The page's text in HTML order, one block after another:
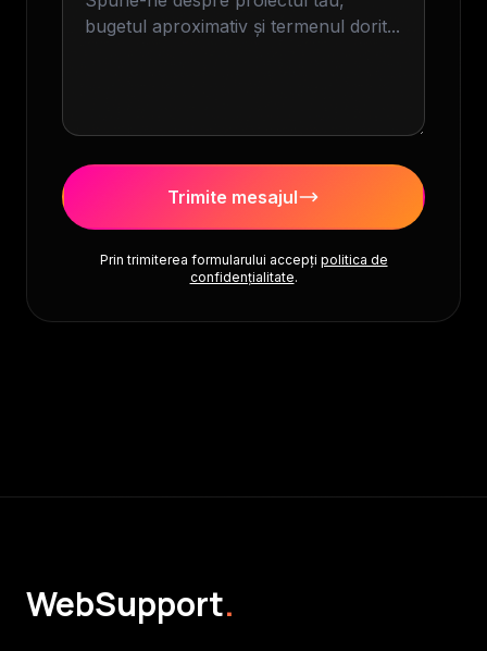
Trimite mesajul
Prin trimiterea formularului accepți politica de
confidențialitate.
WebSupport.